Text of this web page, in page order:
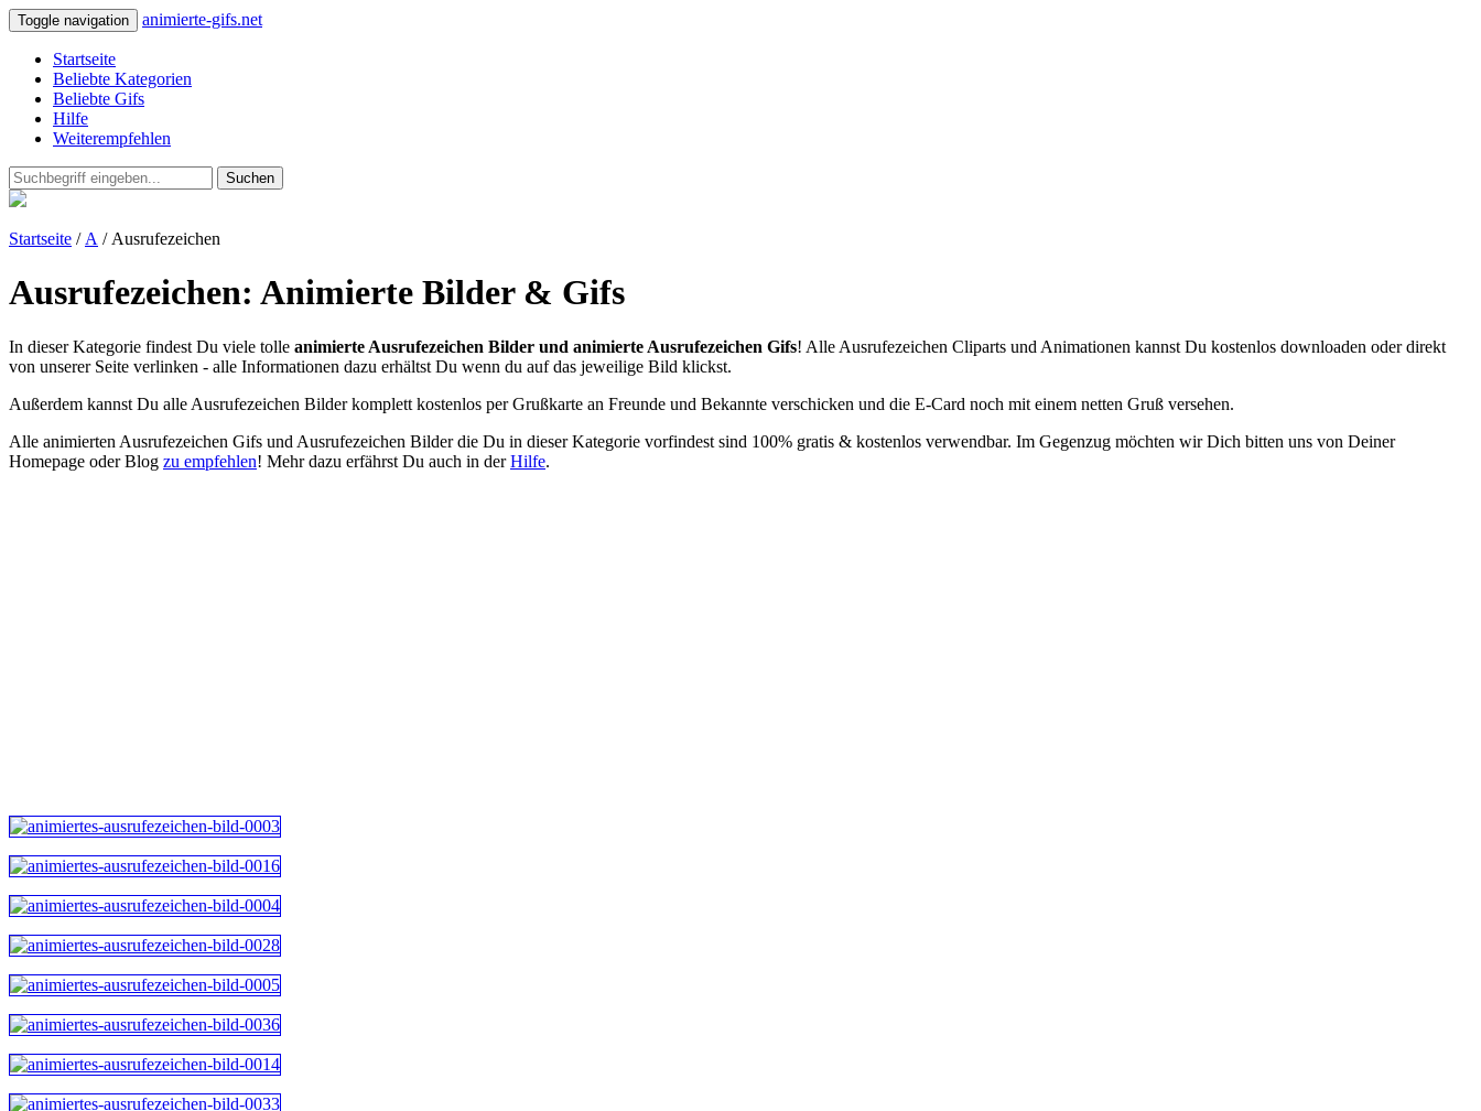
Toggle navigation animierte-gifs.net
Startseite
Beliebte Kategorien
Beliebte Gifs
Hilfe
Weiterempfehlen
Suchen
Startseite / A / Ausrufezeichen
Ausrufezeichen: Animierte Bilder & Gifs
In dieser Kategorie findest Du viele tolle animierte Ausrufezeichen Bilder und animierte Ausrufezeichen Gifs! Alle Ausrufezeichen Cliparts und Animationen kannst Du kostenlos downloaden oder direkt
von unserer Seite verlinken - alle Informationen dazu erhältst Du wenn du auf das jeweilige Bild klickst.
Außerdem kannst Du alle Ausrufezeichen Bilder komplett kostenlos per Grußkarte an Freunde und Bekannte verschicken und die E-Card noch mit einem netten Gruß versehen.
Alle animierten Ausrufezeichen Gifs und Ausrufezeichen Bilder die Du in dieser Kategorie vorfindest sind 100% gratis & kostenlos verwendbar. Im Gegenzug möchten wir Dich bitten uns von Deiner
Homepage oder Blog zu empfehlen! Mehr dazu erfährst Du auch in derHilfe.